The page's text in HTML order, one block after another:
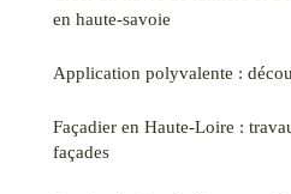
en haute-savoie
Application polyvalente :
Façadier en Haute-Loire :
façades